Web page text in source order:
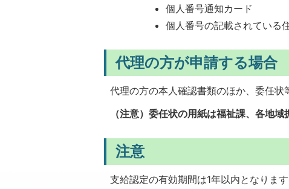
個人番号通知カード
個人番号の記載されている
代理の方が申請する場合
代理の方の本人確認書類のほか、委任状
（注意）委任状の用紙は福祉課、各地域
注意
支給認定の有効期間は1年以内となりま